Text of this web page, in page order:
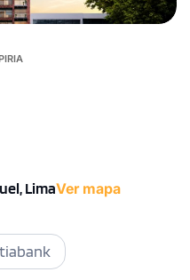
LimaVer mapa